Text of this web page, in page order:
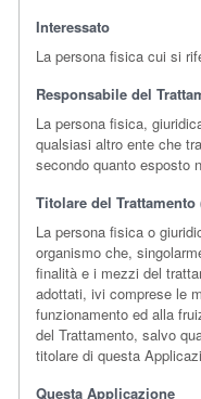
Interessato
La persona fisica cui si
Responsabile del
La persona fisica,
qualsiasi altro ente che
secondo quanto esposto
Titolare del Trattamento
La persona fisica o
organismo che,
finalità e i mezzi del
adottati, ivi comprese le
funzionamento ed alla
del Trattamento, salvo
titolare di questa
Questa Applicazione